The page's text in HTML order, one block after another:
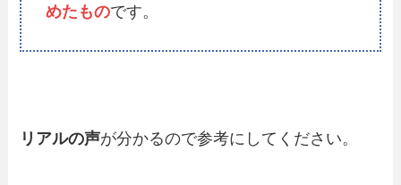
めたものです。
リアルの声が分かるので参考にしてください。